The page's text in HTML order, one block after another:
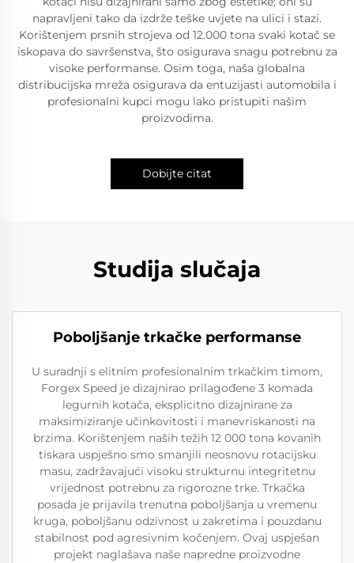
napravljeni tako da izdrže teške uvjete na ulici i stazi.
Korištenjem prsnih strojeva od 12.000 tona svaki kotač se
iskopava do savršenstva, što osigurava snagu potrebnu za
visoke performanse. Osim toga, naša globalna
distribucijska mreža osigurava da entuzijasti automobila i
profesionalni kupci mogu lako pristupiti našim
proizvodima.
Dobijte citat
Studija slučaja
Poboljšanje trkačke performanse
U suradnji s elitnim profesionalnim trkačkim timom,
Forgex Speed je dizajnirao prilagođene 3 komada
legurnih kotača, eksplicitno dizajnirane za
maksimiziranje učinkovitosti i manevriskanosti na
brzima. Korištenjem naših težih 12 000 tona kovanih
tiskara uspješno smo smanjili neosnovu rotacijsku
masu, zadržavajući visoku strukturnu integritetnu
vrijednost potrebnu za rigorozne trke. Trkačka
posada je prijavila trenutna poboljšanja u vremenu
kruga, poboljšanu odzivnost u zakretima i pouzdanu
stabilnost pod agresivnim kočenjem. Ovaj uspješan
projekt naglašava naše napredne proizvodne